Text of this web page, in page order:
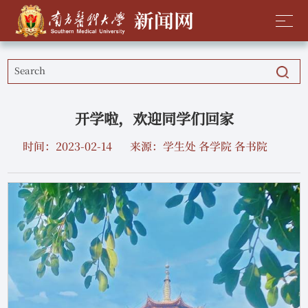
开学啦，欢迎同学们回家
时间：2023-02-14 来源：学生处 各学院 各书院